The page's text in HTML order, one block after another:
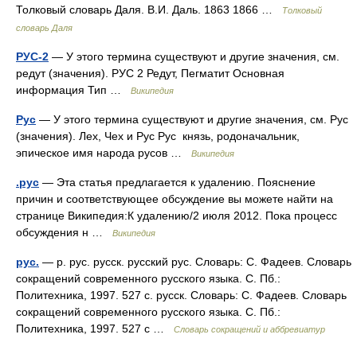
Толковый словарь Даля. В.И. Даль. 1863 1866 …
Толковый
словарь Даля
РУС-2 — У этого термина существуют и другие значения, см.
редут (значения). РУС 2 Редут, Пегматит Основная
информация Тип …
Википедия
Рус — У этого термина существуют и другие значения, см. Рус
(значения). Лех, Чех и Рус Рус князь, родоначальник,
эпическое имя народа русов …
Википедия
.рус — Эта статья предлагается к удалению. Пояснение
причин и соответствующее обсуждение вы можете найти на
странице Википедия:К удалению/2 июля 2012. Пока процесс
обсуждения н …
Википедия
рус. — р. рус. русск. русский рус. Словарь: С. Фадеев. Словарь
сокращений современного русского языка. С. Пб.:
Политехника, 1997. 527 с. русск. Словарь: С. Фадеев. Словарь
сокращений современного русского языка. С. Пб.:
Политехника, 1997. 527 с …
Словарь сокращений и аббревиатур